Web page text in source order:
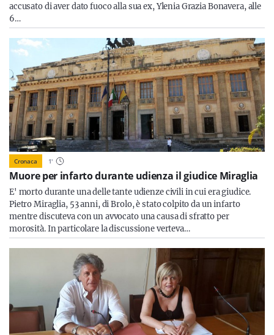
Servizi
Resta sempre aggiornato con le ultime news, iscriviti alla
nostra newsletter
Iscriviti
accusato di aver dato fuoco alla sua ex, Ylenia Grazia Bonavera, alle
6…
Cronaca 1'
Muore per infarto durante udienza il giudice Miraglia
E' morto durante una delle tante udienze civili in cui era giudice.
Pietro Miraglia, 53 anni, di Brolo, è stato colpito da un infarto
mentre discuteva con un avvocato una causa di sfratto per
morosità. In particolare la discussione verteva…